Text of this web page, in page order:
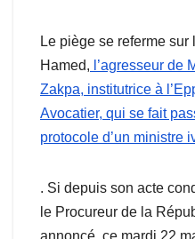
Le piège se referme
Hamed, l’agresseur de
Zakpa, institutrice à
Avocatier, qui se fait
protocole d’un ministre
. Si depuis son acte
le Procureur de la